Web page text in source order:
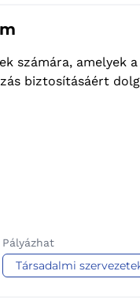
számára, amelyek
biztosításáért
Pályázhat
Társadalmi